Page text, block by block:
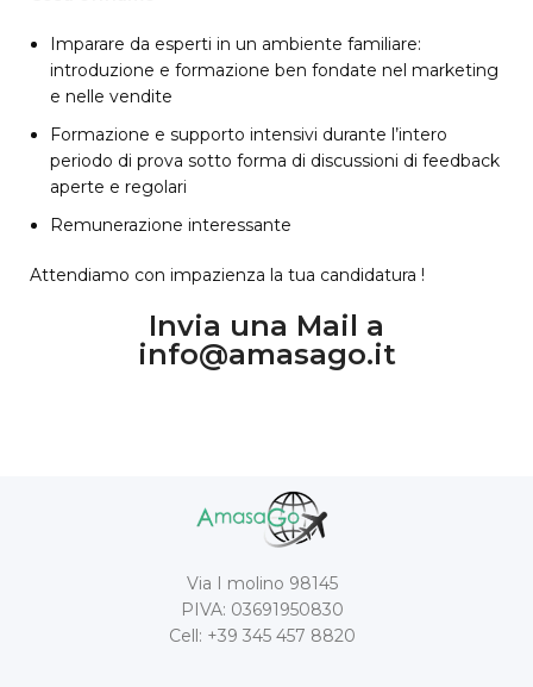
Imparare da esperti in un ambiente familiare:
introduzione e formazione ben fondate nel marketing
e nelle vendite
Formazione e supporto intensivi durante l’intero
periodo di prova sotto forma di discussioni di feedback
aperte e regolari
Remunerazione interessante
Attendiamo con impazienza la tua candidatura !
Invia una Mail a
info@amasago.it
Via I molino 98145
PIVA: 03691950830
Cell: +39 345 457 8820